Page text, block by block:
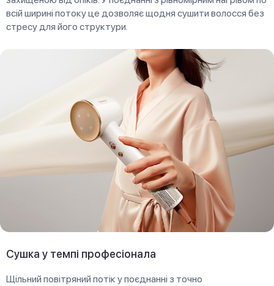
всій ширині потоку це дозволяє щодня сушити волосся без
стресу для його структури.
Сушка у темпі професіонала
Щільний повітряний потік у поєднанні з точно